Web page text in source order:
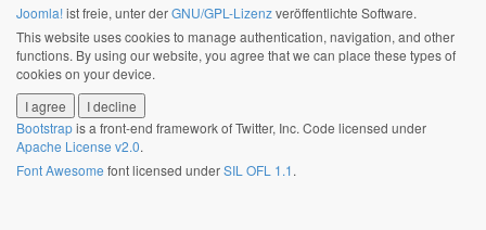
Joomla!ist freie, unter derGNU/GPL-Lizenzveröffentlichte Software.
This website uses cookies to manage authentication, navigation, and other
functions. By using our website, you agree that we can place these types of
cookies on your device.
I agree
I decline
Bootstrapis a front-end framework of Twitter, Inc. Code licensed under
Apache License v2.0.
Font Awesome font licensed underSIL OFL 1.1.